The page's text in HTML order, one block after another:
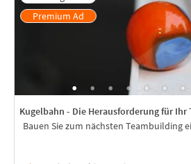
Kugelbahn - Die Herausforderung für Ihr
Bauen Sie zum nächsten Teambuilding